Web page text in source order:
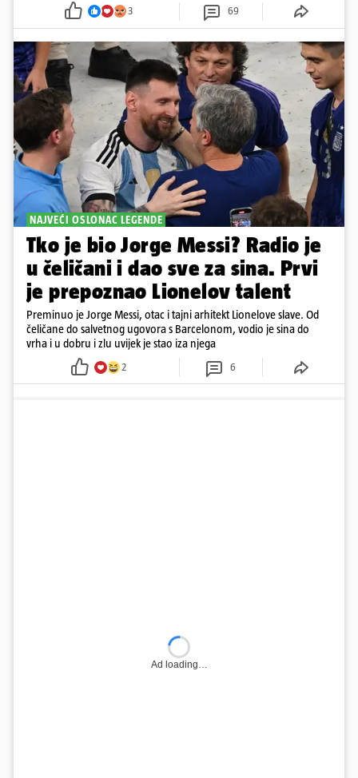
3 69
NAJVEĆI OSLONAC LEGENDE
Tko je bio Jorge Messi? Radio je
u čeličani i dao sve za sina. Prvi
je prepoznao Lionelov talent
Preminuo je Jorge Messi, otac i tajni arhitekt Lionelove slave. Od
čeličane do salvetnog ugovora s Barcelonom, vodio je sina do
vrha i u dobru i zlu uvijek je stao iza njega
2 6
Ad loading…